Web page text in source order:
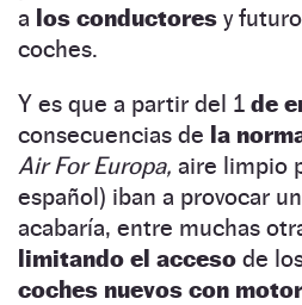
a los conductores y
coches.
Y es que a partir del 1 de
consecuencias de la
Air For Europa, aire limpio
español) iban a provocar
acabaría, entre muchas
limitando el acceso de
coches nuevos con